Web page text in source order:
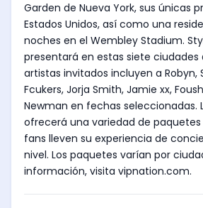
Garden de Nueva York, sus únicas
Estados Unidos, así como una
noches en el Wembley Stadium.
presentará en estas siete ciudades
artistas invitados incluyen a Robyn,
Fcukers, Jorja Smith, Jamie xx,
Newman en fechas seleccionadas.
ofrecerá una variedad de paquetes
fans lleven su experiencia de
nivel. Los paquetes varían por
información, visita vipnation.com.